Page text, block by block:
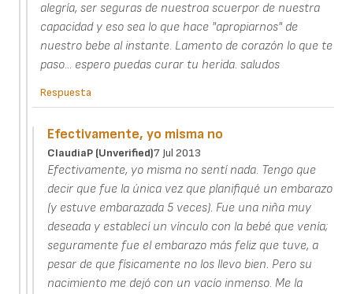
alegría, ser seguras de nuestroa scuerpor de nuestra
capacidad y eso sea lo que hace "apropiarnos" de
nuestro bebe al instante. Lamento de corazón lo que te
paso... espero puedas curar tu herida. saludos
Respuesta
Efectivamente, yo misma no
ClaudiaP (unverified)7 Jul 2013
Efectivamente, yo misma no sentí nada. Tengo que
decir que fue la única vez que planifiqué un embarazo
(y estuve embarazada 5 veces). Fue una niña muy
deseada y establecí un vínculo con la bebé que venía;
seguramente fue el embarazo más feliz que tuve, a
pesar de que físicamente no los llevo bien. Pero su
nacimiento me dejó con un vacío inmenso. Me la